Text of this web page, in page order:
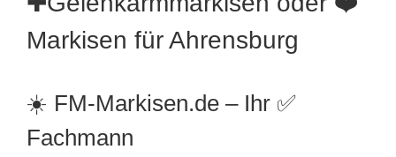
Markisen für Ahrensburg
☀️ FM-Markisen.de – Ihr ✅
Fachmann